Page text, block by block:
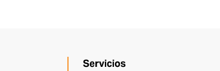
Servicios